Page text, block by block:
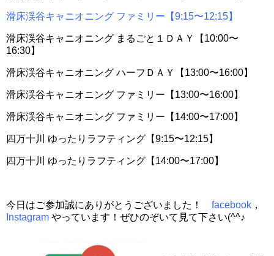
滑床渓谷キャニオニング ファミリー【9:15〜12:15】
滑床渓谷キャニオニング まるごと１ＤＡＹ【10:00〜
16:30】
滑床渓谷キャニオニング ハーフＤＡＹ【13:00〜16:00】
滑床渓谷キャニオニング ファミリー【13:00〜16:00】
滑床渓谷キャニオニング ファミリー【14:00〜17:00】
四万十川 ゆったりラフティング【9:15〜12:15】
四万十川 ゆったりラフティング【14:00〜17:00】
今日はご参加誠にありがとうございました！ facebook ，
Instagram やっています！ぜひのぞいて見て下さい(^^♪